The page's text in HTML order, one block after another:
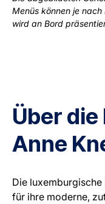
Menüs können je
wird an Bord
Über die
Anne
Die
für ihre moderne,